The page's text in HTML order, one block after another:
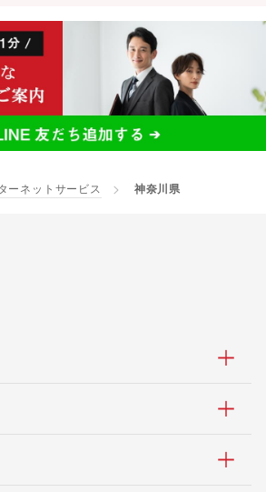
ーネットサービス 神奈川県